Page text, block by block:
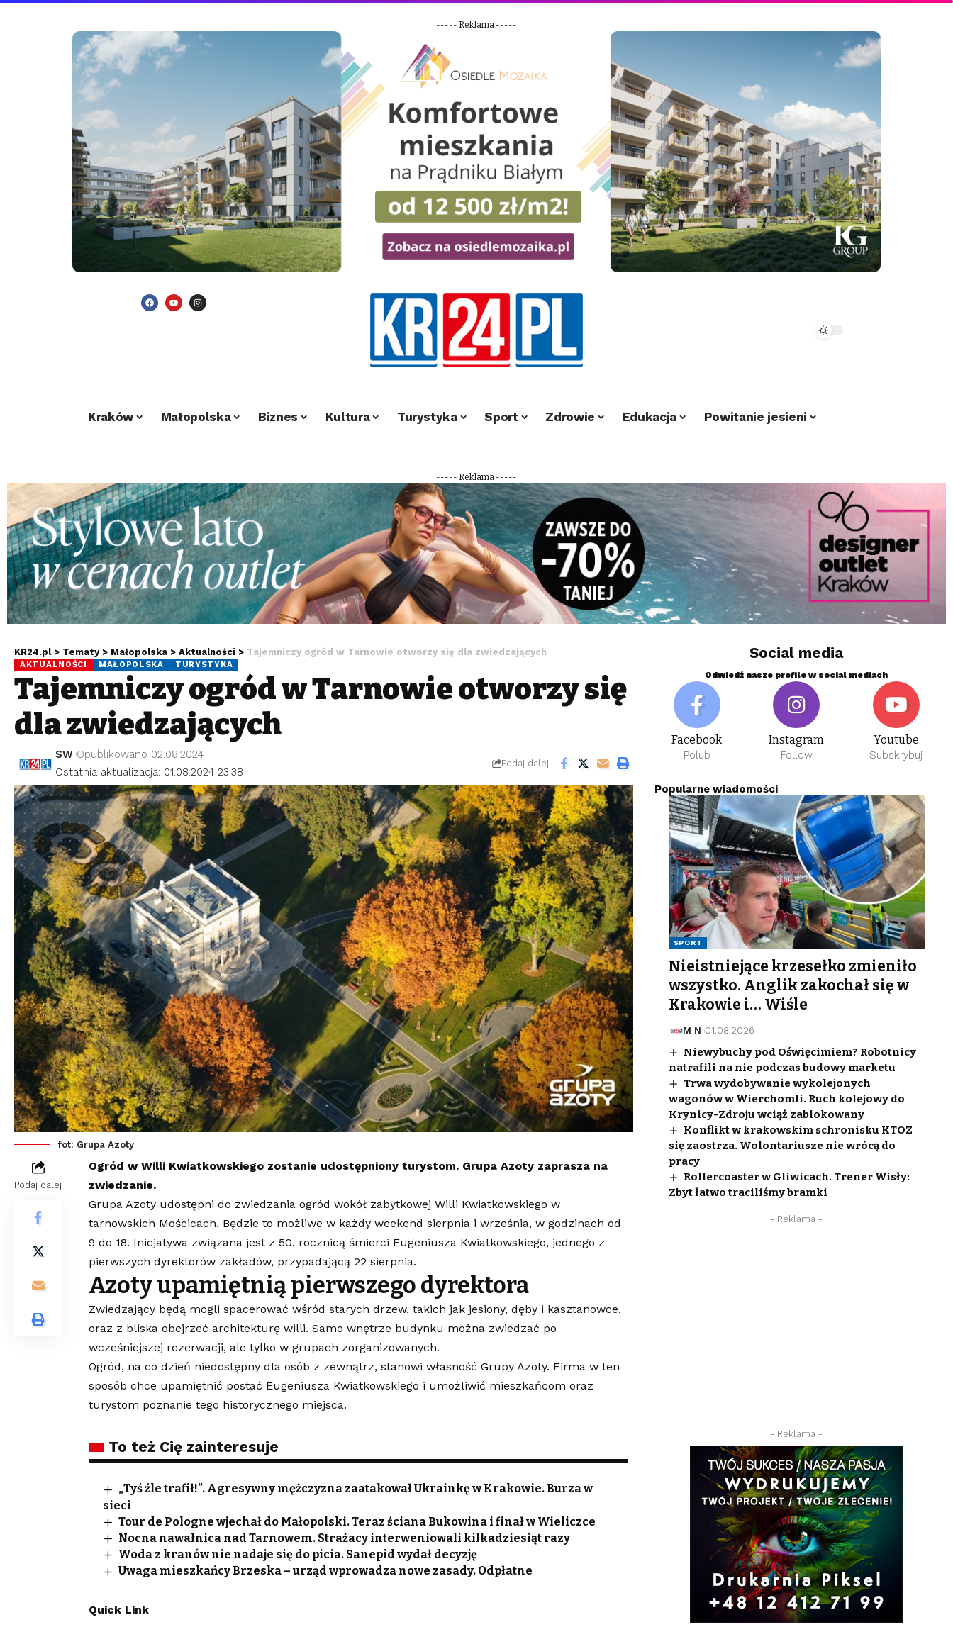
----- Reklama -----
Kraków Małopolska Biznes Kultura Turystyka Sport Zdrowie Edukacja Powitanie jesieni
----- Reklama -----
KR24.pl> Tematy> Małopolska > Aktualności > Tajemniczy ogród w Tarnowie otworzy się dla zwiedzających
AKTUALNOŚCI MAŁOPOLSKA TURYSTYKA
Tajemniczy ogród w Tarnowie otworzy się
dla zwiedzających
Ostatnia aktualizacja: 01.08.2024 23:38
SW Opublikowano 02.08.2024
Podaj dalej
fot: Grupa Azoty
Podaj dalej
Ogród w Willi Kwiatkowskiego zostanie udostępniony turystom. Grupa Azoty zaprasza na
zwiedzanie.
Grupa Azoty udostępni do zwiedzania ogród wokół zabytkowej Willi Kwiatkowskiego w
tarnowskich Mościcach. Będzie to możliwe w każdy weekend sierpnia i września, w godzinach od
9 do 18. Inicjatywa związana jest z 50. rocznicą śmierci Eugeniusza Kwiatkowskiego, jednego z
pierwszych dyrektorów zakładów, przypadającą 22 sierpnia.
Azoty upamiętnią pierwszego dyrektora
Zwiedzający będą mogli spacerować wśród starych drzew, takich jak jesiony, dęby i kasztanowce,
oraz z bliska obejrzeć architekturę willi. Samo wnętrze budynku można zwiedzać po
wcześniejszej rezerwacji, ale tylko w grupach zorganizowanych.
Ogród, na co dzień niedostępny dla osób z zewnątrz, stanowi własność Grupy Azoty. Firma w ten
sposób chce upamiętnić postać Eugeniusza Kwiatkowskiego i umożliwić mieszkańcom oraz
turystom poznanie tego historycznego miejsca.
To też Cię zainteresuje
„Tyś źle trafił!”. Agresywny mężczyzna zaatakował Ukrainkę w Krakowie. Burza w
sieci
Tour de Pologne wjechał do Małopolski. Teraz ściana Bukowina i finał w Wieliczce
Nocna nawałnica nad Tarnowem. Strażacy interweniowali kilkadziesiąt razy
Woda z kranów nie nadaje się do picia. Sanepid wydał decyzję
Uwaga mieszkańcy Brzeska – urząd wprowadza nowe zasady. Odpłatne
Quick Link
Social media
Odwiedź nasze profile w social mediach
Facebook
Polub
Instagram
Follow
Youtube
Subskrybuj
Popularne wiadomości
SPORT
Nieistniejące krzesełko zmieniło
wszystko. Anglik zakochał się w
Krakowie i… Wiśle
M N 01.08.2026
Niewybuchy pod Oświęcimiem? Robotnicy
natrafili na nie podczas budowy marketu
Trwa wydobywanie wykolejonych
wagonów w Wierchomli. Ruch kolejowy do
Krynicy-Zdroju wciąż zablokowany
Konflikt w krakowskim schronisku KTOZ
się zaostrza. Wolontariusze nie wrócą do
pracy
Rollercoaster w Gliwicach. Trener Wisły:
Zbyt łatwo traciliśmy bramki
- Reklama -
- Reklama -